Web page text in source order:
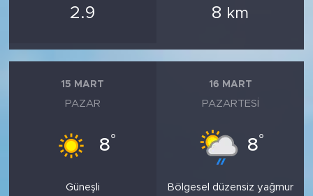
2.9 8 km
15 MART
PAZAR
8°
Güneşli
16 MART
PAZARTESI
8°
Bölgesel düzensiz yağmur